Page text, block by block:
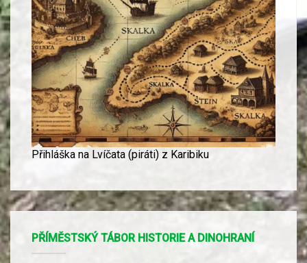
Přihláška na Lvíčata (piráti) z Karibiku
PŘÍMĚSTSKÝ TÁBOR HISTORIE A DINOHRANÍ